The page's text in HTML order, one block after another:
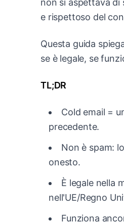
e rispettoso del
Questa guida
se è legale, se
TL;DR
Cold email =
precedente.
Non è spam:
onesto.
È legale nella
nell'UE/Regno
Funziona